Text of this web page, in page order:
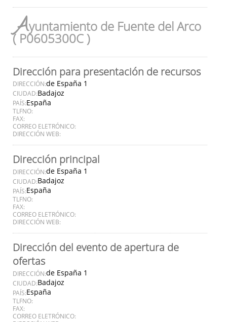
Ayuntamiento de Fuente del Arco
( P0605300C )
Dirección para presentación de recursos
DIRECCIÓN:de España 1
CIUDAD:Badajoz
PAÍS:España
TLFNO:
FAX:
CORREO ELETRÓNICO:
DIRECCIÓN WEB:
Dirección principal
DIRECCIÓN:de España 1
CIUDAD:Badajoz
PAÍS:España
TLFNO:
FAX:
CORREO ELETRÓNICO:
DIRECCIÓN WEB:
Dirección del evento de apertura de
ofertas
DIRECCIÓN:de España 1
CIUDAD:Badajoz
PAÍS:España
TLFNO:
FAX:
CORREO ELETRÓNICO: